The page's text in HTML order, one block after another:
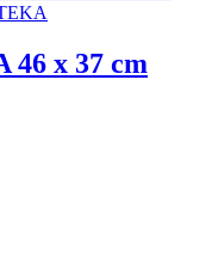
46 x 37 cm